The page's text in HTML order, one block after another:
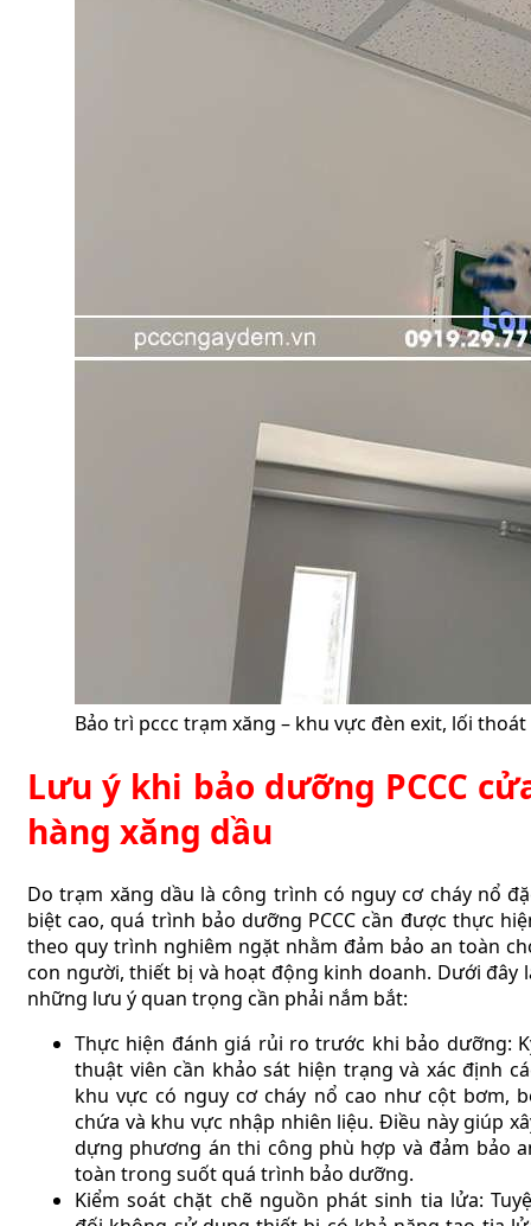
Bảo trì pccc trạm xăng – khu vực đèn exit, lối
Lưu ý khi bảo dưỡng PCCC
hàng xăng dầu
Do trạm xăng dầu là công trình có nguy cơ cháy nổ
biệt cao, quá trình bảo dưỡng PCCC cần được thực
theo quy trình nghiêm ngặt nhằm đảm bảo an toàn
con người, thiết bị và hoạt động kinh doanh. Dưới đây
những lưu ý quan trọng cần phải nắm bắt:
Thực hiện đánh giá rủi ro trước khi bảo dưỡng:
thuật viên cần khảo sát hiện trạng và xác định
khu vực có nguy cơ cháy nổ cao như cột bơm,
chứa và khu vực nhập nhiên liệu. Điều này giúp
dựng phương án thi công phù hợp và đảm bảo
toàn trong suốt quá trình bảo dưỡng.
Kiểm soát chặt chẽ nguồn phát sinh tia lửa: